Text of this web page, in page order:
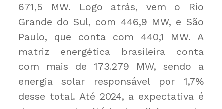
671,5 MW. Logo atrás, vem o Rio
Grande do Sul, com 446,9 MW, e São
Paulo, que conta com 440,1 MW. A
matriz energética brasileira conta
com mais de 173.279 MW, sendo a
energia solar responsável por 1,7%
desse total. Até 2024, a expectativa é